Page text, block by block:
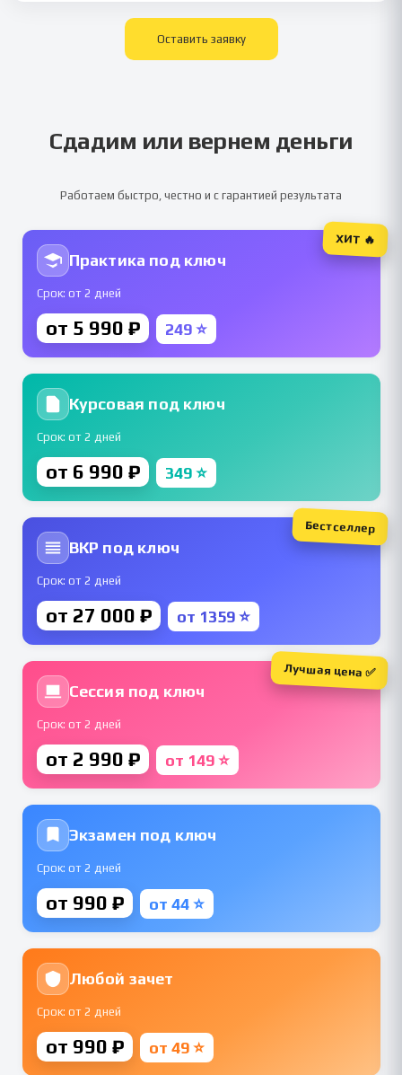
Оставить заявку
Сдадим или вернем деньги
Работаем быстро, честно и с гарантией результата
Практика под ключ
Срок: от 2 дней
от 5 990 ₽ 249 ⭐
ХИТ 🔥
Курсовая под ключ
Срок: от 2 дней
от 6 990 ₽ 349 ⭐
ВКР под ключ
Срок: от 2 дней
от 27 000 ₽ от 1359 ⭐
Бестселлер
Сессия под ключ
Срок: от 2 дней
от 2 990 ₽ от 149 ⭐
Лучшая цена ✅
Экзамен под ключ
Срок: от 2 дней
от 990 ₽ от 44 ⭐
Любой зачет
Срок: от 2 дней
от 990 ₽ от 49 ⭐